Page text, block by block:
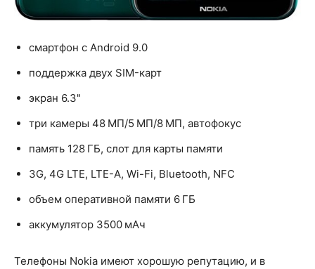
смартфон с Android 9.0
поддержка двух SIM-карт
экран 6.3"
три камеры 48 МП/5 МП/8 МП, автофокус
память 128 ГБ, слот для карты памяти
3G, 4G LTE, LTE-A, Wi-Fi, Bluetooth, NFC
объем оперативной памяти 6 ГБ
аккумулятор 3500 мАч
Телефоны Nokia имеют хорошую репутацию, и в